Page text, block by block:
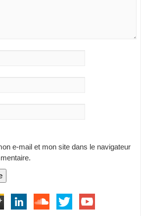
e-mail et mon site dans le navigateur